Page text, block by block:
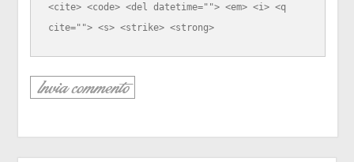
<cite> <code> <del datetime=""> <em> <i> <q
cite=""> <s> <strike> <strong>